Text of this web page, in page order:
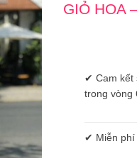
GIỎ HOA
✔ Cam kết
trong vòng
✔ Miễn phí